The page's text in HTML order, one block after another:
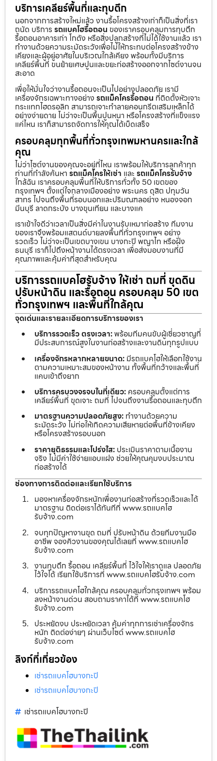
บริการเคลียร์พื้นที่และทุบตึก
นอกจากการสร้างใหม่แล้ว งานรื้อโครงสร้างเก่าก็เป็นสิ่งที่เรา
ถนัด บริการ รถแบคโฮรื้อถอน ของเราครอบคลุมการทุบตึก
รื้อถอนอาคารเก่า โกดัง หรือสิ่งปลูกสร้างที่ไม่ได้ใช้งานแล้ว เรา
ทำงานด้วยความระมัดระวังเพื่อไม่ให้กระทบต่อโครงสร้างข้าง
เคียงและผู้อยู่อาศัยในบริเวณใกล้เคียง พร้อมทั้งมีบริการ
เคลียร์พื้นที่ ขนย้ายเศษปูนและขยะก่อสร้างออกจากไซต์งานจน
สะอาด
เพื่อให้มั่นใจว่างานรื้อถอนจะเป็นไปอย่างปลอดภัย เรามี
เครื่องจักรเฉพาะทางอย่าง รถแม็คโครรื้อถอน ที่ติดตั้งหัวเจาะ
กระแทกไฮดรอลิก สามารถเจาะทำลายคอนกรีตเสริมเหล็กได้
อย่างง่ายดาย ไม่ว่าจะเป็นพื้นปูนหนา หรือโครงสร้างที่แข็งแรง
แค่ไหน เราก็สามารถจัดการให้คุณได้เบ็ดเสร็จ
ครอบคลุมทุกพื้นที่ทั่วกรุงเทพมหานครและใกล้
คุณ
ไม่ว่าไซต์งานของคุณจะอยู่ที่ไหน เราพร้อมให้บริการลูกค้าทุก
ท่านที่กำลังค้นหา รถแม็คโครให้เช่า และ รถแม็คโครรับจ้าง
ใกล้ฉัน เราครอบคลุมพื้นที่ให้บริการทั่วทั้ง 50 เขตของ
กรุงเทพฯ ตั้งแต่ใจกลางเมืองอย่าง พระนคร ดุสิต ปทุมวัน
สาทร ไปจนถึงพื้นที่รอบนอกและปริมณฑลอย่าง หนองจอก
มีนบุรี ลาดกระบัง บางขุนเทียน และบางแค
เราเข้าใจดีว่าเวลาเป็นสิ่งมีค่าในงานรับเหมาก่อสร้าง ทีมงาน
ของเราจึงพร้อมแสตนด์บายลงพื้นที่ทั่วกรุงเทพฯ อย่าง
รวดเร็ว ไม่ว่าจะเป็นเขตบางเขน บางกะปิ พญาไท หรือฝั่ง
ธนบุรี เราก็ไปถึงหน้างานได้ตรงเวลา เพื่อส่งมอบงานที่มี
คุณภาพและคุ้มค่าที่สุดสำหรับคุณ
บริการรถแบคโฮรับจ้าง ให้เช่า ถมที่ ขุดดิน
ปรับหน้าดิน และรื้อถอน ครอบคลุม 50 เขต
ทั่วกรุงเทพฯ และพื้นที่ใกล้คุณ
จุดเด่นและรายละเอียดการบริการของเรา
บริการรวดเร็ว ตรงเวลา:พร้อมทีมคนขับผู้เชี่ยวชาญที่
มีประสบการณ์สูงในงานก่อสร้างและงานดินทุกรูปแบบ
เครื่องจักรหลากหลายขนาด: มีรถแบคโฮให้เลือกใช้งาน
ตามความเหมาะสมของหน้างาน ทั้งพื้นที่กว้างและพื้นที่
แคบเข้าถึงยาก
บริการครบวงจรจบในที่เดียว: ครอบคลุมตั้งแต่การ
เคลียร์พื้นที่ ขุดเจาะ ถมที่ ไปจนถึงงานรื้อถอนและทุบตึก
มาตรฐานความปลอดภัยสูง: ทำงานด้วยความ
ระมัดระวัง ไม่ก่อให้เกิดความเสียหายต่อพื้นที่ข้างเคียง
หรือโครงสร้างรอบนอก
ราคายุติธรรมและโปร่งใส: ประเมินราคาตามเนื้องาน
จริง ไม่มีค่าใช้จ่ายแอบแฝง ช่วยให้คุณคุมงบประมาณ
ก่อสร้างได้
ช่องทางการติดต่อและเรียกใช้บริการ
มองหาเครื่องจักรหนักเพื่องานก่อสร้างที่รวดเร็วและได้
มาตรฐาน ติดต่อเราได้ทันทีที่ www.รถแบคโฮ
รับจ้าง.com
จบทุกปัญหางานขุด ถมที่ ปรับหน้าดิน ด้วยทีมงานมือ
อาชีพ จองคิวงานของคุณได้เลยที่ www.รถแบคโฮ
รับจ้าง.com
งานทุบตึก รื้อถอน เคลียร์พื้นที่ ไว้ใจให้เราดูแล ปลอดภัย
ไว้ใจได้ เรียกใช้บริการที่ www.รถแบคโฮรับจ้าง.com
บริการรถแบคโฮใกล้คุณ ครอบคลุมทั่วกรุงเทพฯ พร้อม
ลงหน้างานด่วน สอบถามราคาได้ที่ www.รถแบคโฮ
รับจ้าง.com
ประหยัดงบ ประหยัดเวลา คุ้มค่าทุกการเช่าเครื่องจักร
หนัก ติดต่อง่ายๆ ผ่านเว็บไซต์ www.รถแบคโฮ
รับจ้าง.com
ลิงก์ที่เกี่ยวข้อง
เช่ารถแบคโฮบางกะปิ
เช่ารถแบคโฮบางกะปิ
เช่ารถแบคโฮบางกะปิ